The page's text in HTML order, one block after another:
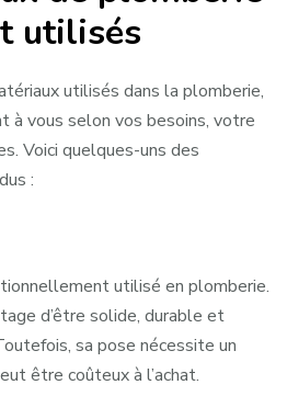
utilisés
utilisés dans la plomberie,
à vous selon vos besoins, votre
Voici quelques-uns des
:
utilisé en plomberie.
d’être solide, durable et
sa pose nécessite un
être coûteux à l’achat.